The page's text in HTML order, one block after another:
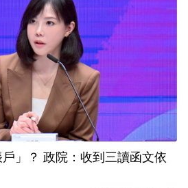
」？ 政院：收到三讀函文依